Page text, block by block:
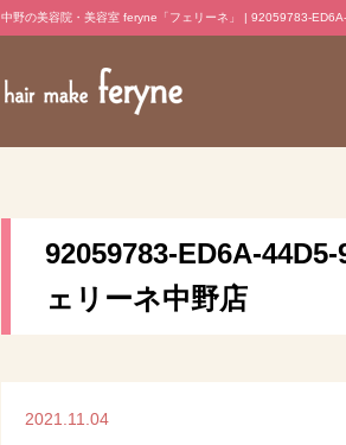
中野の美容院・美容室 feryne「フェリーネ」 | 92059783-
92059783-ED6A-
ェリーネ中野店
2021.11.04